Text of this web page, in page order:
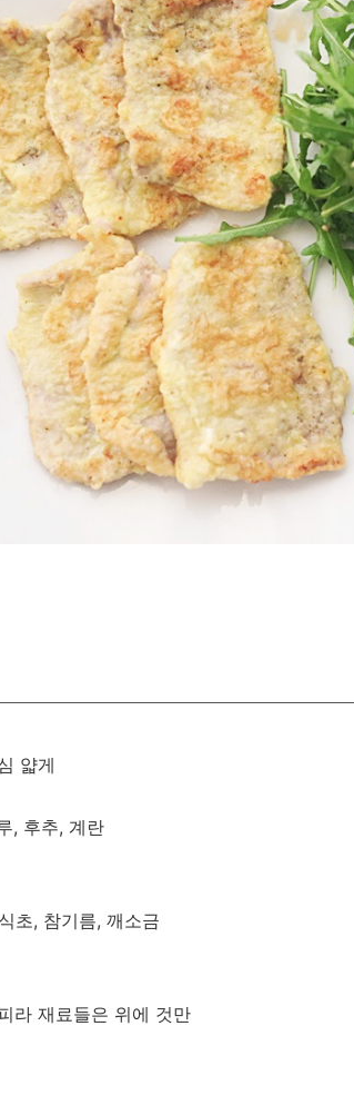
얇게
, 후추, 계란
초, 참기름, 깨소금
라 재료들은 위에 것만